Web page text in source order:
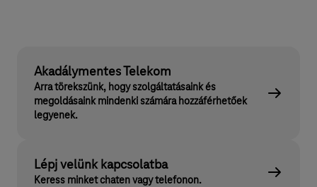
Akadálymentes Telekom
Arra törekszünk, hogy szolgáltatásaink és
megoldásaink mindenki számára hozzáférhetőek
legyenek.
Lépj velünk kapcsolatba
Keress minket chaten vagy telefonon.